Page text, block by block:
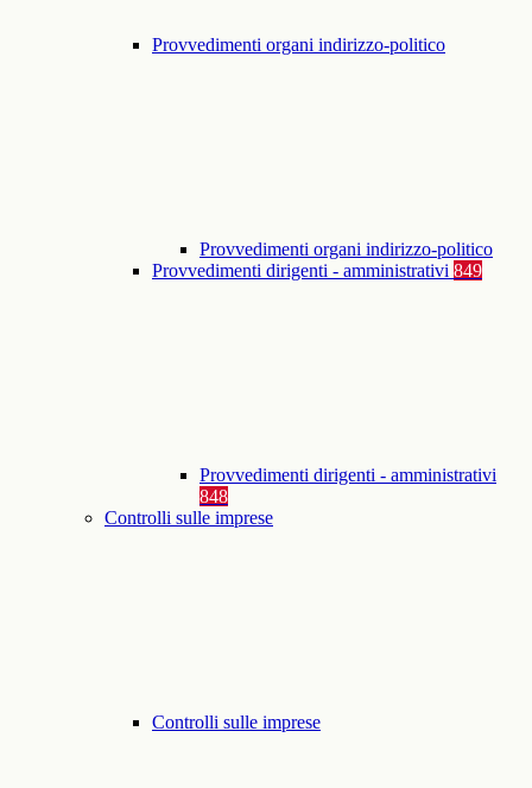
Provvedimenti organi indirizzo-politico
Provvedimenti organi indirizzo-politico
Provvedimenti dirigenti - amministrativi 849
Provvedimenti dirigenti - amministrativi
848
Controlli sulle imprese
Controlli sulle imprese